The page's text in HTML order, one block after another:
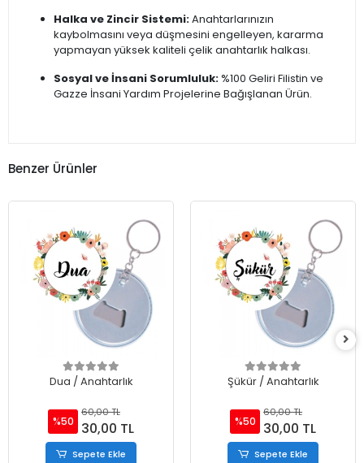
Halka ve Zincir Sistemi:Anahtarlarınızın
kaybolmasını veya düşmesini engelleyen, kararma
yapmayan yüksek kaliteli çelik anahtarlık halkası.
Sosyal ve İnsani Sorumluluk: %100 Geliri Filistin ve
Gazze İnsani Yardım Projelerine Bağışlanan Ürün.
Benzer Ürünler
Dua / Anahtarlık
%50
60,00 TL
30,00 TL
Sepete Ekle
Şükür / Anahtarlık
%50
60,00 TL
30,00 TL
Sepete Ekle